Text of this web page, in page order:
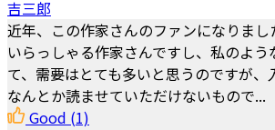
吉三郎
近年、この作家さんのファンになりま
いらっしゃる作家さんですし、私のよ
て、需要はとても多いと思うのですが、
なんとか読ませていただけないもので...
Good (1)